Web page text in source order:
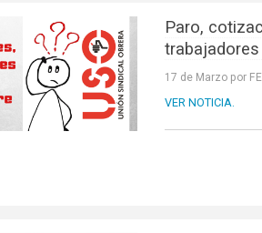
Paro,
17 de Marzo por
VER NOTICIA.